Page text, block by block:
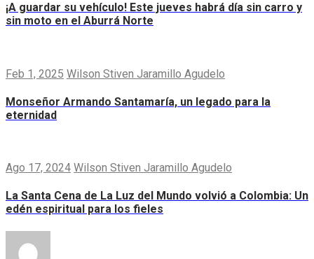
¡A guardar su vehículo! Este jueves habrá día sin carro y
sin moto en el Aburrá Norte
Feb 1, 2025 Wilson Stiven Jaramillo Agudelo
Monseñor Armando Santamaría, un legado para la
eternidad
Ago 17, 2024 Wilson Stiven Jaramillo Agudelo
La Santa Cena de La Luz del Mundo volvió a Colombia: Un
edén espiritual para los fieles